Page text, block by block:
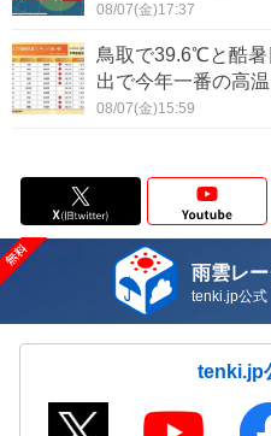
08/07(金)17:37
鳥取で39.6℃と酷
出で今年一番の高
08/07(金)15:59
雨雲レー
tenki.jp公
tenki.jp